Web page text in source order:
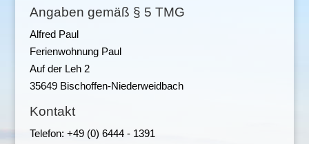
Angaben gemäß § 5 TMG
Alfred Paul
Ferienwohnung Paul
Auf der Leh 2
35649 Bischoffen-Niederweidbach
Kontakt
Telefon: +49 (0) 6444 - 1391